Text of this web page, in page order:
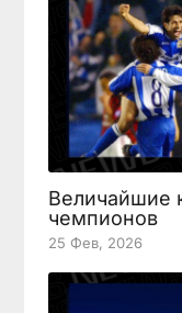
Величайшие
чемпионов
25 Фев, 2026